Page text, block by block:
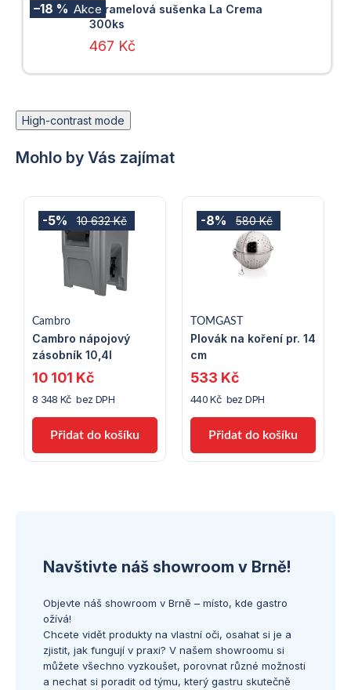
Navštivte náš showroom v Brně!
Objevte náš showroom v Brně – místo, kde gastro
ožívá!
Chcete vidět produkty na vlastní oči, osahat si je a
zjistit, jak fungují v praxi? V našem showroomu si
můžete všechno vyzkoušet, porovnat různé možnosti
a nechat si poradit od týmu, který gastru skutečně
Karamelová sušenka La Crema
300ks
–18 %
467 Kč
High-contrast mode
Mohlo by Vás zajímat
10 632 Kč
-5%
Cambro nápojový
zásobník 10,4l
Cambro
8 348 Kč bez DPH
10 101 Kč
580 Kč
-8%
Plovák na koření pr. 14
cm
TOMGAST
440 Kč bez DPH
533 Kč